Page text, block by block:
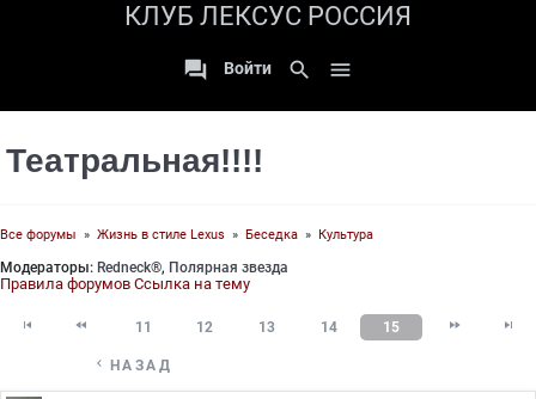
КЛУБ ЛЕКСУС РОССИЯ
 Войти search 
Театральная!!!!
Все форумы » Жизнь в стиле Lexus » Беседка » Культура
Модераторы: Redneck®, Полярная звезда
Правила форумов Ссылка на тему
  11 12 13 14 15  
 НАЗАД